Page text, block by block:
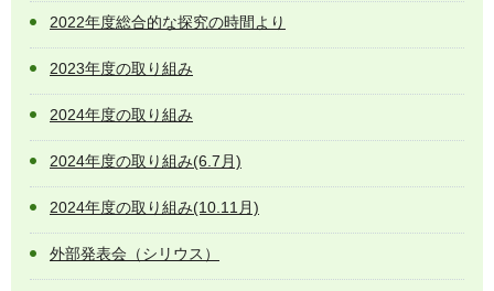
2022年度総合的な探究の時間より
2023年度の取り組み
2024年度の取り組み
2024年度の取り組み(6.7月)
2024年度の取り組み(10.11月)
外部発表会（シリウス）